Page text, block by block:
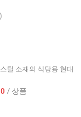
틸 소재의 식당용 현대
/ 상품